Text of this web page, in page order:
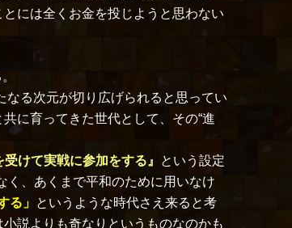
には全くお金を投じようと思わない
る次元が切り広げられると思ってい
に育ってきた世代として、その“進
けて実戦に参加をする』
という設定
く、あくまで平和のために用いなけ
る」 というような時代さえ来ると考
説よりも奇なりというものなのかも